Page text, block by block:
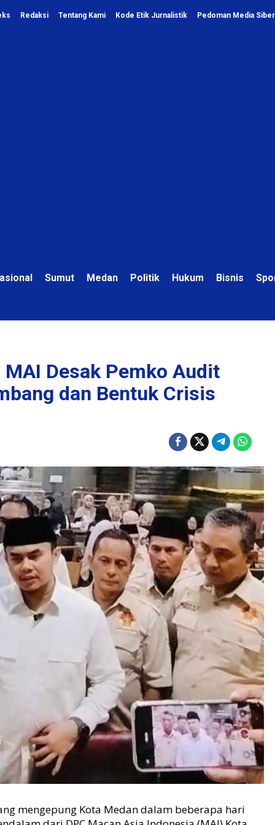
Redaksi Tentang Kami Kode Etik Jurnalistik Pedoman Media Siber
Sumut Medan Politik Hukum Bisnis
Desak Pemko Audit
dan Bentuk Crisis
mengepung Kota Medan dalam beberapa hari